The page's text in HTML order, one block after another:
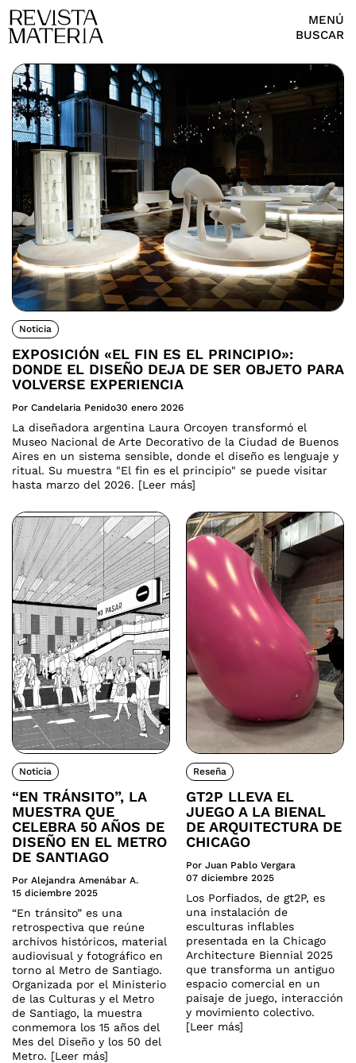
MENÚ
BUSCAR
Noticia
EXPOSICIÓN «EL FIN ES EL PRINCIPIO»:
DONDE EL DISEÑO DEJA DE SER OBJETO PARA
VOLVERSE EXPERIENCIA
Por Candelaria Penido30 enero 2026
La diseñadora argentina Laura Orcoyen transformó el
Museo Nacional de Arte Decorativo de la Ciudad de Buenos
Aires en un sistema sensible, donde el diseño es lenguaje y
ritual. Su muestra "El fin es el principio" se puede visitar
hasta marzo del 2026. [Leer más]
Noticia
“EN TRÁNSITO”, LA
MUESTRA QUE
CELEBRA 50 AÑOS DE
DISEÑO EN EL METRO
DE SANTIAGO
Por Alejandra Amenábar A.
15 diciembre 2025
“En tránsito” es una
retrospectiva que reúne
archivos históricos, material
audiovisual y fotográfico en
torno al Metro de Santiago.
Organizada por el Ministerio
de las Culturas y el Metro
de Santiago, la muestra
conmemora los 15 años del
Mes del Diseño y los 50 del
Metro. [Leer más]
Reseña
GT2P LLEVA EL
JUEGO A LA BIENAL
DE ARQUITECTURA DE
CHICAGO
Por Juan Pablo Vergara
07 diciembre 2025
Los Porfiados, de gt2P, es
una instalación de
esculturas inflables
presentada en la Chicago
Architecture Biennial 2025
que transforma un antiguo
espacio comercial en un
paisaje de juego, interacción
y movimiento colectivo.
[Leer más]